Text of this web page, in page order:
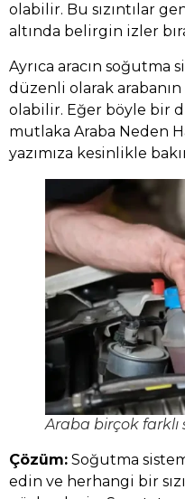
olabilir. Bu sızıntılar
altında belirgin izler
Ayrıca aracın soğutma
düzenli olarak arabanın
olabilir. Eğer böyle bir
mutlaka Araba Neden
yazımıza kesinlikle
Araba birçok
Çözüm: Soğutma
edin ve herhangi bir